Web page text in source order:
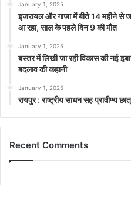
January 1, 2025
इजरायल और गाजा में बीते 14 महीने से
आ रहा, साल के पहले दिन 9 की मौत
January 1, 2025
बस्तर में लिखी जा रही विकास की नई
बदलाव की कहानी
January 1, 2025
रायपुर : राष्ट्रीय साधन सह प्रावीण्य
Recent Comments